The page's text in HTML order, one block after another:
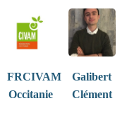
FRCIVAM
Occitanie
Galibert
Clément